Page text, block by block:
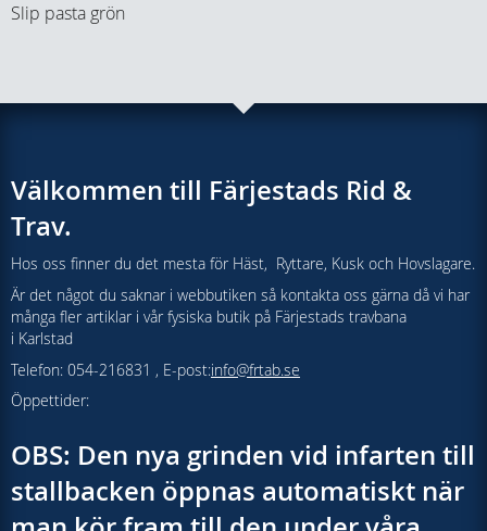
Slip pasta grön
Välkommen till Färjestads Rid &
Trav.
Hos oss finner du det mesta för Häst, Ryttare, Kusk och Hovslagare.
Är det något du saknar i webbutiken så kontakta oss gärna då vi har
många fler artiklar i vår fysiska butik på Färjestads travbana
i Karlstad
Telefon: 054-216831 , E-post:info@frtab.se
Öppettider:
OBS: Den nya grinden vid infarten till
stallbacken öppnas automatiskt när